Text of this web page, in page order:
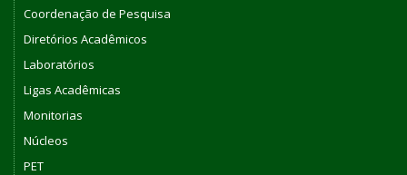
Coordenação de Pesquisa
Diretórios Acadêmicos
Laboratórios
Ligas Acadêmicas
Monitorias
Núcleos
PET